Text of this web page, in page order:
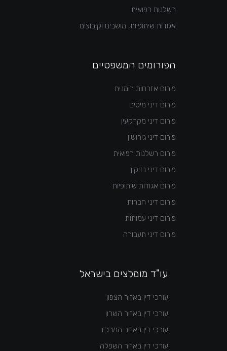
רשלנות רפואית
אגודות שיתופיות, מושבים וקיבוצים
הפורומים המשפטיים
פורום אזרחות רומנית
פורום דיני מיסים
פורום דיני מקרקעין
פורום דיני גירושין
פורום רשלנות רפואית
פורום דיני נזיקין
פורום אגודות שיתופיות
פורום דיני חברות
פורום דיני עמותות
פורום דיני תעבורה
עו"ד מומלצים בישראל
עורכי דין באזור הצפון
עורכי דין באזור השרון
עורכי דין באזור המרכז
עורכי דין באזור השפלה